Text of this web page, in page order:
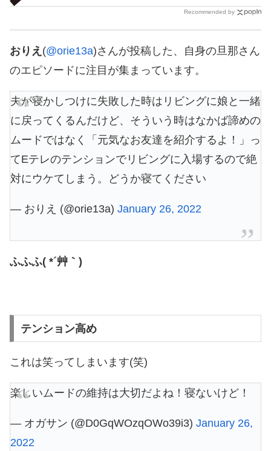
Recommended by
おりえ (@orie13a)さんが投稿した、自身の旦那さん
のエピソードに注目が集まっています。
夫が寝かしつけに失敗した時はリビングに娘と一緒
に戻ってくるんだけど、そういう時はなかば諦めの
ムードではなく「元気なお友達を紹介するよ！」っ
てEテレのテンションでリビングに入場するので絶
対にウケてしまう。どうか寝てください
— おりえ (@orie13a) January 26, 2022
ふふふ( *´艸｀)
テンション高め
これは笑ってしまいます(笑)
楽しいムードの維持は大切だよね！寝ないけど！
— オガサン (@D0GqWOzqOWo39i3) January 26,
2022